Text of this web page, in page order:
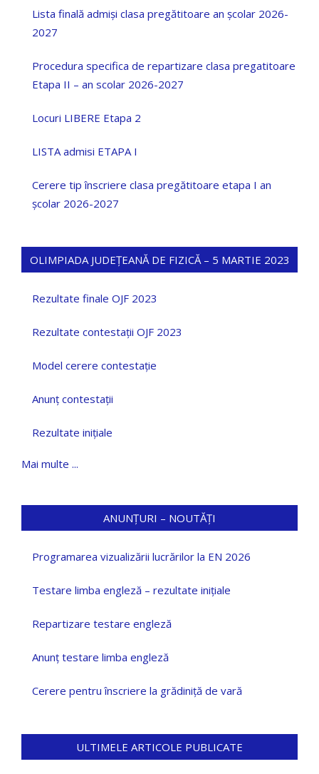
Lista finală admiși clasa pregătitoare an școlar 2026-
2027
Procedura specifica de repartizare clasa pregatitoare
Etapa II – an scolar 2026-2027
Locuri LIBERE Etapa 2
LISTA admisi ETAPA I
Cerere tip înscriere clasa pregătitoare etapa I an
școlar 2026-2027
OLIMPIADA JUDEȚEANĂ DE FIZICĂ – 5 MARTIE 2023
Rezultate finale OJF 2023
Rezultate contestații OJF 2023
Model cerere contestație
Anunț contestații
Rezultate inițiale
Mai multe ...
ANUNȚURI – NOUTĂȚI
Programarea vizualizării lucrărilor la EN 2026
Testare limba engleză – rezultate inițiale
Repartizare testare engleză
Anunț testare limba engleză
Cerere pentru înscriere la grădiniță de vară
ULTIMELE ARTICOLE PUBLICATE